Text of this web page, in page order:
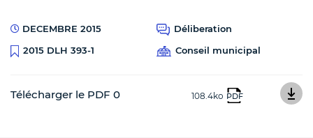
DECEMBRE 2015
Déliberation
2015 DLH 393-1
Conseil municipal
Télécharger le PDF 0 108.4ko PDF